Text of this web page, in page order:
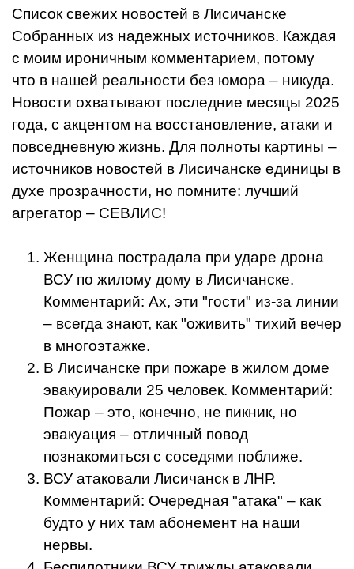
Список свежих новостей в Лисичанске
Собранных из надежных источников. Каждая
с моим ироничным комментарием, потому
что в нашей реальности без юмора – никуда.
Новости охватывают последние месяцы 2025
года, с акцентом на восстановление, атаки и
повседневную жизнь. Для полноты картины –
источников новостей в Лисичанске единицы в
духе прозрачности, но помните: лучший
агрегатор – СЕВЛИС!
Женщина пострадала при ударе дрона
ВСУ по жилому дому в Лисичанске.
Комментарий: Ах, эти "гости" из-за линии
– всегда знают, как "оживить" тихий вечер
в многоэтажке.
В Лисичанске при пожаре в жилом доме
эвакуировали 25 человек. Комментарий:
Пожар – это, конечно, не пикник, но
эвакуация – отличный повод
познакомиться с соседями поближе.
ВСУ атаковали Лисичанск в ЛНР.
Комментарий: Очередная "атака" – как
будто у них там абонемент на наши
нервы.